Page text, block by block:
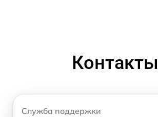
Контакты
Служба поддержки